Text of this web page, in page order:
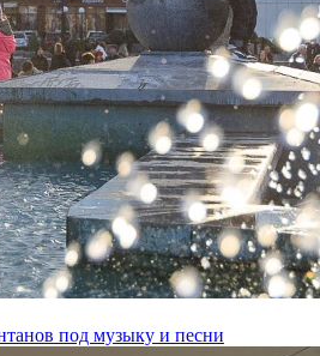
под музыку и песни